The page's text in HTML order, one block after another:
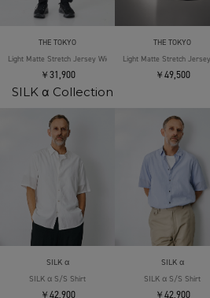
THE TOKYO
Light Matte Stretch Jersey Wide Tapered Pants
￥31,900
THE TOKYO
Light Matte Stretch
￥49,500
SILK α Collection
SILK α
SILK α S/S Shirt
￥42,900
SILK α
SILK α S/S Shirt
￥42,900